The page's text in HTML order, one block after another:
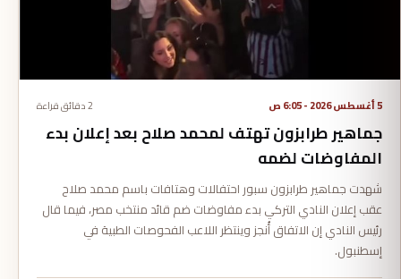
5 أغسطس 2026 - 6:05 ص 2 دقائق قراءة
جماهير طرابزون تهتف لمحمد صلاح بعد إعلان بدء
المفاوضات لضمه
شهدت جماهير طرابزون سبور احتفالات وهتافات باسم محمد صلاح
عقب إعلان النادي التركي بدء مفاوضات ضم قائد منتخب مصر، فيما قال
رئيس النادي إن الاتفاق أُنجز وينتظر اللاعب الفحوصات الطبية في
إسطنبول.